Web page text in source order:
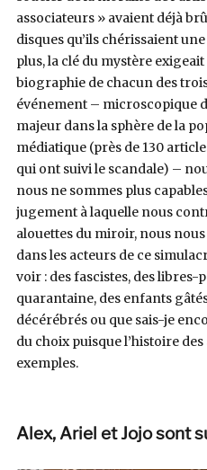
associateurs » avaient déjà
disques qu’ils chérissaient
plus, la clé du mystère
biographie de chacun des
événement – microscopique
majeur dans la sphère de la
médiatique (près de 130
qui ont suivi le scandale) –
nous ne sommes plus
jugement à laquelle nous
alouettes du miroir, nous
dans les acteurs de ce
voir : des fascistes, des libres-
quarantaine, des enfants
décérébrés ou que sais-je
du choix puisque l’histoire
exemples.
Alex, Ariel et Jojo sont